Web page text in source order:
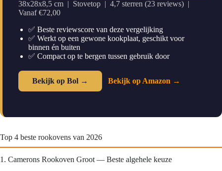
38x28x8,5 cm | Stovetop | 4,7 sterren (23 reviews) |
Vanaf €72,00
✅ Beste reviewscore van deze vergelijking
✅ Werkt op een gewone kookplaat, geschikt voor
binnen én buiten
✅ Compact op te bergen tussen gebruik door
Bekijk op Bol → Bekijk op Amazon →
Top 4 beste rookovens van 2026
1. Camerons Rookoven Groot — Beste algehele keuze